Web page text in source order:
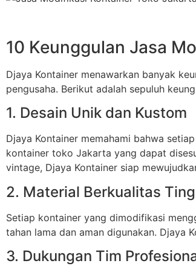
10 Keunggulan Jasa
Djaya Kontainer menawarkan banyak
pengusaha. Berikut adalah sepuluh
1. Desain Unik dan Kustom
Djaya Kontainer memahami bahwa
kontainer toko Jakarta yang dapat
vintage, Djaya Kontainer siap
2. Material Berkualitas
Setiap kontainer yang dimodifikasi
tahan lama dan aman digunakan. Djaya
3. Dukungan Tim